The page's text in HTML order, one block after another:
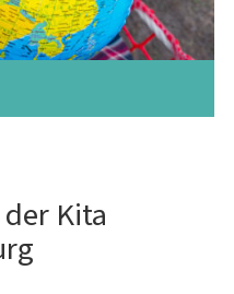
Kita